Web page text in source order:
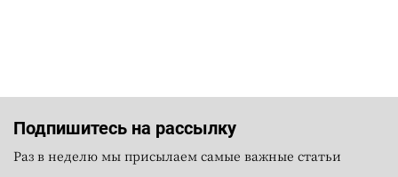
Подпишитесь на рассылку
Раз в неделю мы присылаем самые важные статьи